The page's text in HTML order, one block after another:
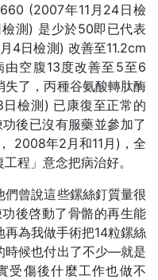
(2007年11月24日檢
測) 是少於50即已代表
4日檢測) 改善至11.2cm
空腹13度改善至5至6
失了，丙種谷氨酸轉肽酶
檢測) 已康復至正常的
後已沒有服藥並參加了
2008年2月和11月)，全
程」意念把病治好。
曾說這些鏍絲釘質量很
後啓動了骨骼的再生能
為我做手術把14粒鏍絲
時候也付出了不少—就是
受傷後什麼工作也做不